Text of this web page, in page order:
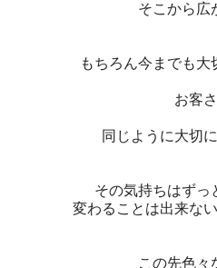
そこから広
もちろん今までも大
お客
同じように大切
その気持ちはずっ
変わることは出来な
この先色々